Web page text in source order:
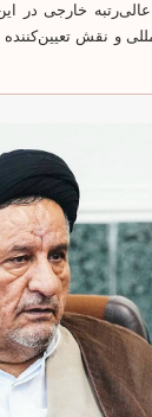
خارجی در
و نقش